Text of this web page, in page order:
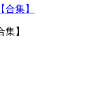
】